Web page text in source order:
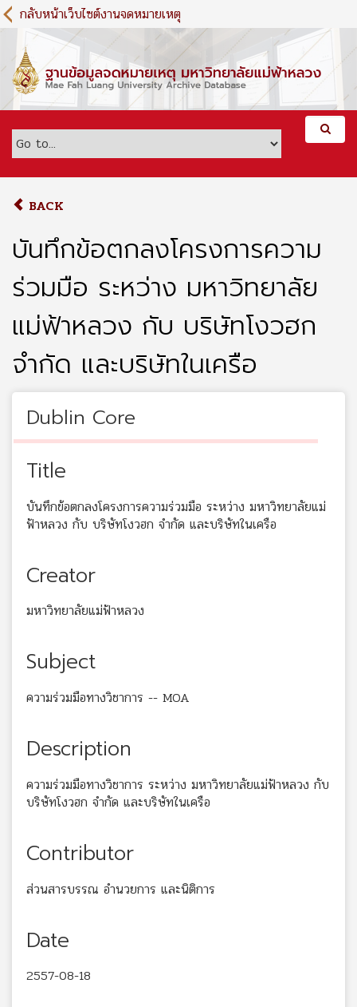
S
k
m
c
กลับหน้าเว็บไซต์งานจดหมายเหตุ
BACK
บันทึกข้อตกลงโครงการความ
ร่วมมือ ระหว่าง มหาวิทยาลัย
แม่ฟ้าหลวง กับ บริษัทโงวฮก
จำกัด และบริษัทในเครือ
Dublin Core
Title
บันทึกข้อตกลงโครงการความร่วมมือ ระหว่าง มหาวิทยาลัยแม่
ฟ้าหลวง กับ บริษัทโงวฮก จำกัด และบริษัทในเครือ
Creator
มหาวิทยาลัยแม่ฟ้าหลวง
Subject
ความร่วมมือทางวิชาการ -- MOA
Description
ความร่วมมือทางวิชาการ ระหว่าง มหาวิทยาลัยแม่ฟ้าหลวง กับ
บริษัทโงวฮก จำกัด และบริษัทในเครือ
Contributor
ส่วนสารบรรณ อำนวยการ และนิติการ
Date
2557-08-18